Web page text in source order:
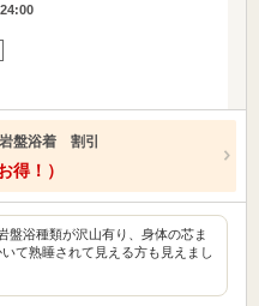
盤浴着 割引
得！）
盤浴種類が沢山有り、身体の芯ま
て熟睡されて見える方も見えまし